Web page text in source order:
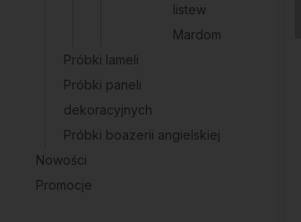
listew
Mardom
Próbki lameli
Próbki paneli
dekoracyjnych
Próbki boazerii angielskiej
Nowości
Promocje